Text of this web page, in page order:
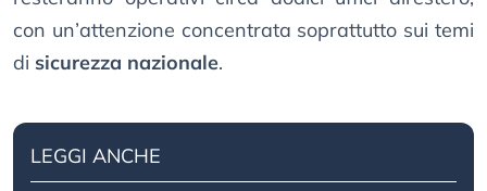
con un’attenzione concentrata soprattutto sui temi
di sicurezza nazionale.
LEGGI ANCHE